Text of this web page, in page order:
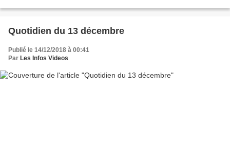
Quotidien du 13 décembre
Publié le 14/12/2018 à 00:41
Par Les Infos Videos